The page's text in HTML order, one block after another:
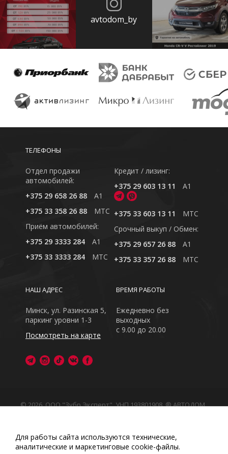
avtodom_by
ТЕЛЕФОНЫ
Отдел продажи
автомобилей:
+375 29 658 26 88
A1
+375 33 358 26 88
MTC
Приём автомобилей:
+375 29 3333 284
A1
+375 33 3333 284
MTC
Кредит / лизинг:
+375 29 603 13 11
A1
+375 33 603 13 11
MTC
Cрочный выкуп / Обмен:
+375 29 657 26 88
A1
+375 33 357 26 88
MTC
ВРЕМЯ РАБОТЫ
Ежедневно без
выходных
с 9.00 до 20.00
НАШ АДРЕС
Минск, ул. Разинская 5,
паркинг уровни 1-3
Посмотреть на карте
© 2026, ООО "Зубр Эксперт", УНП 193801908. ® АВТОДОМ
Обращаем Ваше внимание на то, что данный интернет-
сайт носит исключительно информационный характер
Любое использование либо копирование материалов
Для работы сайта используются технические,
аналитические и маркетинговые сооkіе-файлы.